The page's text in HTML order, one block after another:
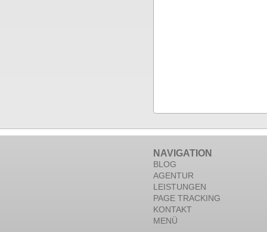
NAVIGATION
BLOG
AGENTUR
LEISTUNGEN
PAGE TRACKING
KONTAKT
MENÜ